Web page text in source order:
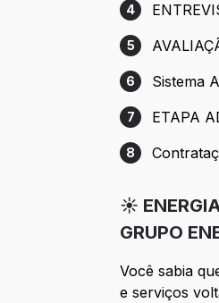
Etapa 4:
4
Etapa 5:
5
Etapa 6:
6 Sistema
Etapa 7:
7 ETAPA
Etapa 8:
8
☀️
GRUPO
Você sabia
e serviços